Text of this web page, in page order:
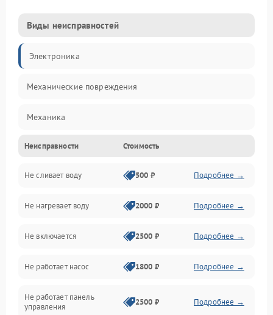
Виды неисправностей
Электроника
Механические повреждения
Механика
Управление
Электропитание
Датчики
Нагрев
Вода
Гигиена
Неисправности Стоимость
Не сливает воду 500 ₽ Подробнее →
Не нагревает воду 2000 ₽ Подробнее →
Не включается 2500 ₽ Подробнее →
Не работает насос 1800 ₽ Подробнее →
Не работает панель
управления
2500 ₽ Подробнее →